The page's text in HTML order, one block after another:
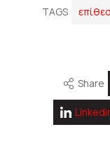
TAGS
Share